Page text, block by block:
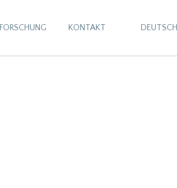
FORSCHUNG KONTAKT DEUTSCH